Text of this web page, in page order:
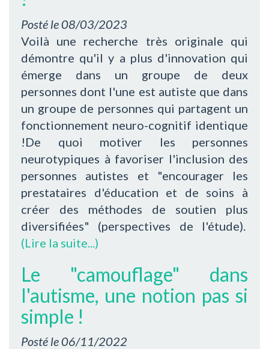
Posté le08/03/2023
Voilà une recherche très originale qui
démontre qu'il y a plus d'innovation qui
émerge dans un groupe de deux
personnes dont l'une est autiste que dans
un groupe de personnes qui partagent un
fonctionnement neuro-cognitif identique
!De quoi motiver les personnes
neurotypiques à favoriser l'inclusion des
personnes autistes et "encourager les
prestataires d'éducation et de soins à
créer des méthodes de soutien plus
diversifiées" (perspectives de l'étude).
(Lire la suite...)
Le "camouflage" dans
l'autisme, une notion pas si
simple !
Posté le06/11/2022